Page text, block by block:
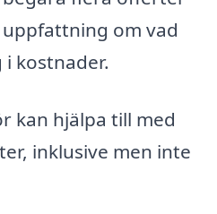
om vad
kostnader.
kan hjälpa till med
inklusive men inte